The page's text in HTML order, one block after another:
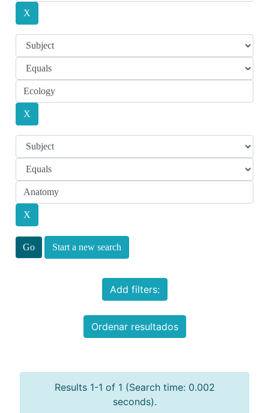
Start a new search
Add filters:
Ordenar resultados
Results 1-1 of 1 (Search time: 0.002
seconds).